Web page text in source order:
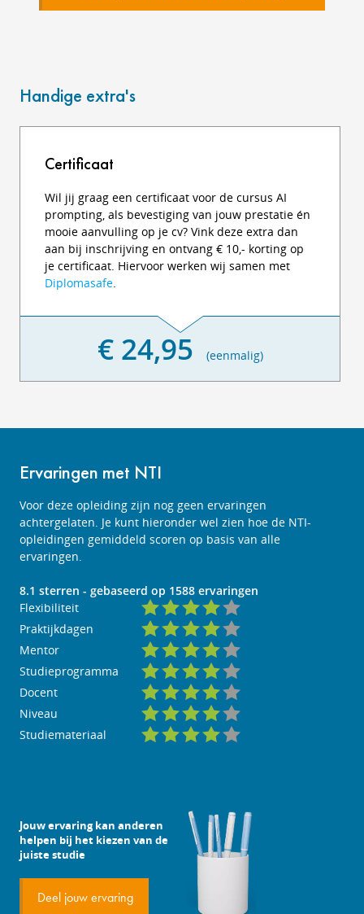
Handige extra's
Certificaat
Wil jij graag een certificaat voor de cursus AI
prompting, als bevestiging van jouw prestatie én
mooie aanvulling op je cv? Vink deze extra dan
aan bij inschrijving en ontvang € 10,- korting op
je certificaat. Hiervoor werken wij samen met
Diplomasafe.
€ 24,95 (eenmalig)
Ervaringen met NTI
Voor deze opleiding zijn nog geen ervaringen
achtergelaten. Je kunt hieronder wel zien hoe de NTI-
opleidingen gemiddeld scoren op basis van alle
ervaringen.
8.1 sterren - gebaseerd op 1588 ervaringen
Flexibiliteit
Praktijkdagen
Mentor
Studieprogramma
Docent
Niveau
Studiemateriaal
Jouw ervaring kan anderen
helpen bij het kiezen van de
juiste studie
Deel jouw ervaring